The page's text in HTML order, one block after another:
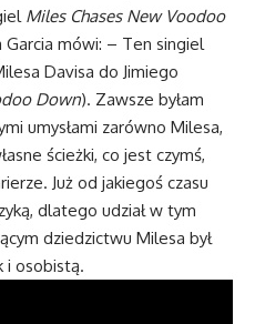
Miles Chases New Voodoo
Garcia mówi: – Ten singiel
Davisa do Jimiego
Down). Zawsze byłam
umysłami zarówno Milesa,
ścieżki, co jest czymś,
Już od jakiegoś czasu
dlatego udział w tym
dziedzictwu Milesa był
i osobistą.